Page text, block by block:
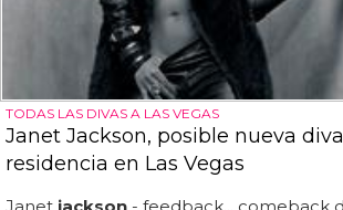
TODAS LAS DIVAS A LAS VEGAS
Janet Jackson, posible nueva
residencia en Las Vegas